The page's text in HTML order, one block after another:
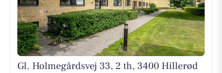
Gl. Holmegårdsvej 33, 2 th, 3400 Hillerød